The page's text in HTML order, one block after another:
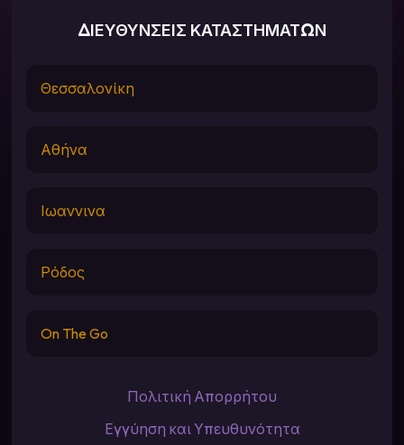
ΔΙΕΥΘΥΝΣΕΙΣ ΚΑΤΑΣΤΗΜΑΤΩΝ
Θεσσαλονίκη
Αθήνα
Ιωαννινα
Ρόδος
On The Go
Πολιτική Απορρήτου
Εγγύηση και Υπευθυνότητα